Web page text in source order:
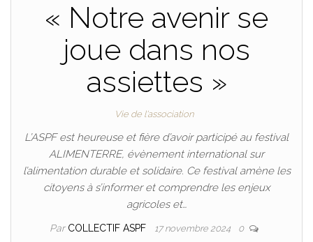
« Notre avenir se
joue dans nos
assiettes »
Vie de l'association
L’ASPF est heureuse et fière d’avoir participé au festival
ALIMENTERRE, évènement international sur
l’alimentation durable et solidaire. Ce festival amène les
citoyens à s’informer et comprendre les enjeux
agricoles et…
Par COLLECTIF ASPF 17 novembre 2024 0